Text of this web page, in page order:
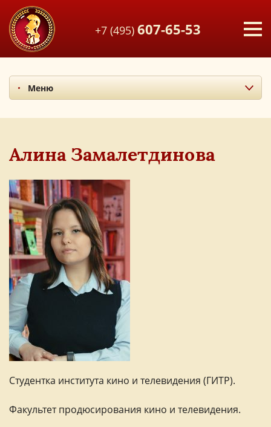
+7 (495) 607-65-53
Меню
Наши учителя
Наши выпускники
Фотоальбом
Мы в СМИ
Алина Замалетдинова
Студентка института кино и телевидения (ГИТР).
Факультет продюсирования кино и телевидения.